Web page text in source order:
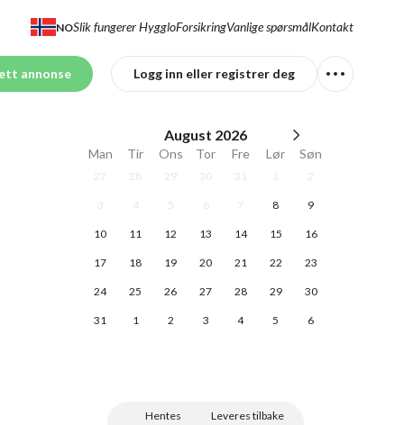
NOSlik fungerer HyggloForsikringVanlige spørsmålKontakt
annonse Logg inn eller registrer deg
August 2026
Man Tir Ons Tor Fre Lør Søn
27 28 29 30 31 1 2
3 4 5 6 7 8 9
10 11 12 13 14 15 16
17 18 19 20 21 22 23
24 25 26 27 28 29 30
31 1 2 3 4 5 6
Hentes
Leveres tilbake